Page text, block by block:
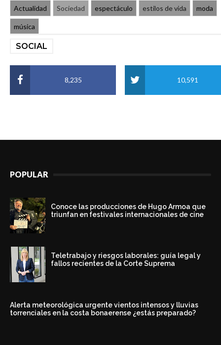
Actualidad Sociedad espectáculo estilos de vida moda
música
SOCIAL
8,235 10,591
POPULAR
Conoce las producciones de Hugo Armoa que
triunfan en festivales internacionales de cine
Teletrabajo y riesgos laborales: guía legal y
fallos recientes de la Corte Suprema
Alerta meteorológica urgente vientos intensos y lluvias
torrenciales en la costa bonaerense ¿estás preparado?